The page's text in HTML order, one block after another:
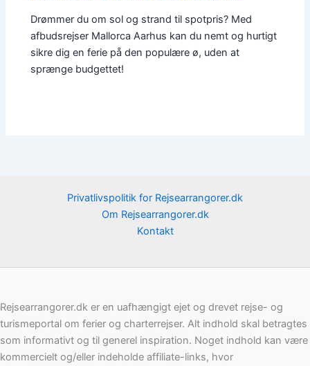
Drømmer du om sol og strand til spotpris? Med
afbudsrejser Mallorca Aarhus kan du nemt og hurtigt
sikre dig en ferie på den populære ø, uden at
sprænge budgettet!
Privatlivspolitik for Rejsearrangorer.dk
Om Rejsearrangorer.dk
Kontakt
Rejsearrangorer.dk er en uafhængigt ejet og drevet rejse- og
turismeportal om ferier og charterrejser. Alt indhold skal betragtes
som informativt og til generel inspiration. Noget indhold kan være
kommercielt og/eller indeholde affiliate-links, hvor